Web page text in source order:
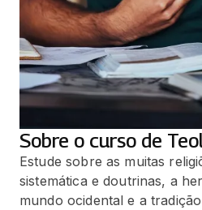
Sobre o curso de
Estude sobre as muitas
sistemática e doutrinas, a
mundo ocidental e a